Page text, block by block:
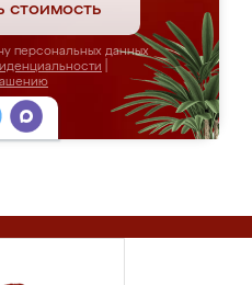
стоимость
персональных данных